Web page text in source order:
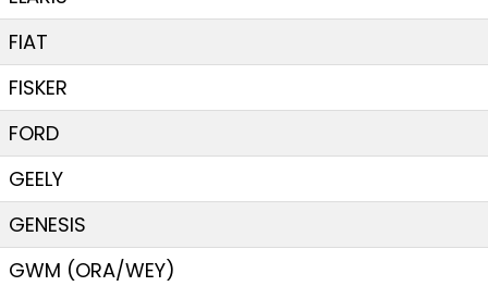
FIAT
FISKER
FORD
GEELY
GENESIS
GWM (ORA/WEY)